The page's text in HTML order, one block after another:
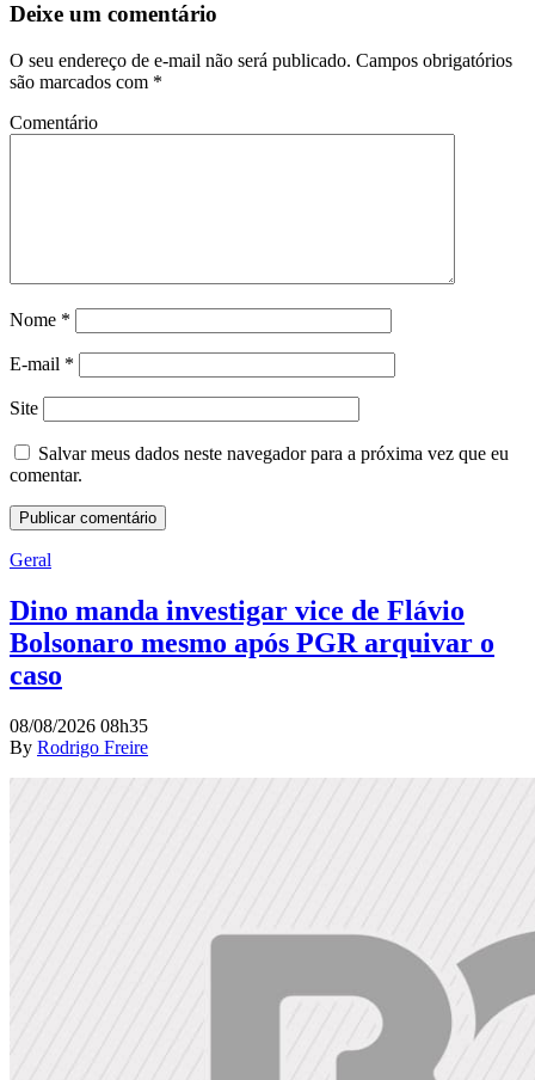
Deixe um comentário
O seu endereço de e-mail não será publicado. Campos obrigatórios
são marcados com *
Comentário
Nome *
E-mail *
Site
Salvar meus dados neste navegador para a próxima vez que eu
comentar.
Geral
Dino manda investigar vice de Flávio
Bolsonaro mesmo após PGR arquivar o
caso
08/08/2026 08h35
By Rodrigo Freire